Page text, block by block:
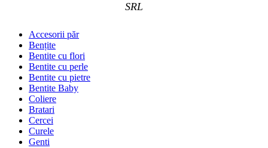
SRL
Accesorii păr
Bențite
Bentite cu flori
Bentite cu perle
Bentite cu pietre
Bentite Baby
Coliere
Bratari
Cercei
Curele
Genti